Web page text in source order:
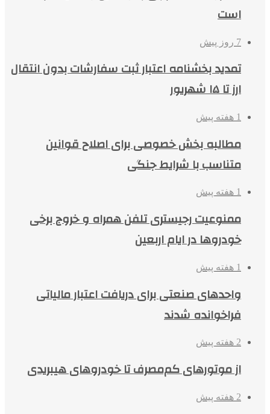
است
7 روز پیش
تمدید بخشنامه اعتبار ثبت سفارشات بدون انتقال
ارز تا ۱۵ شهریور
1 هفته پیش
مطالبه بخش خصوصی برای اصلاح قوانین
متناسب با شرایط جنگی
1 هفته پیش
ممنوعیت رجیستری تلفن همراه و خروج برخی
خودروها در ایام اربعین
1 هفته پیش
واحدهای صنعتی برای دریافت اعتبار مالیاتی
فراخوانده شدند
2 هفته پیش
از موتورهای کم‌مصرف تا خودروهای هیبریدی
2 هفته پیش